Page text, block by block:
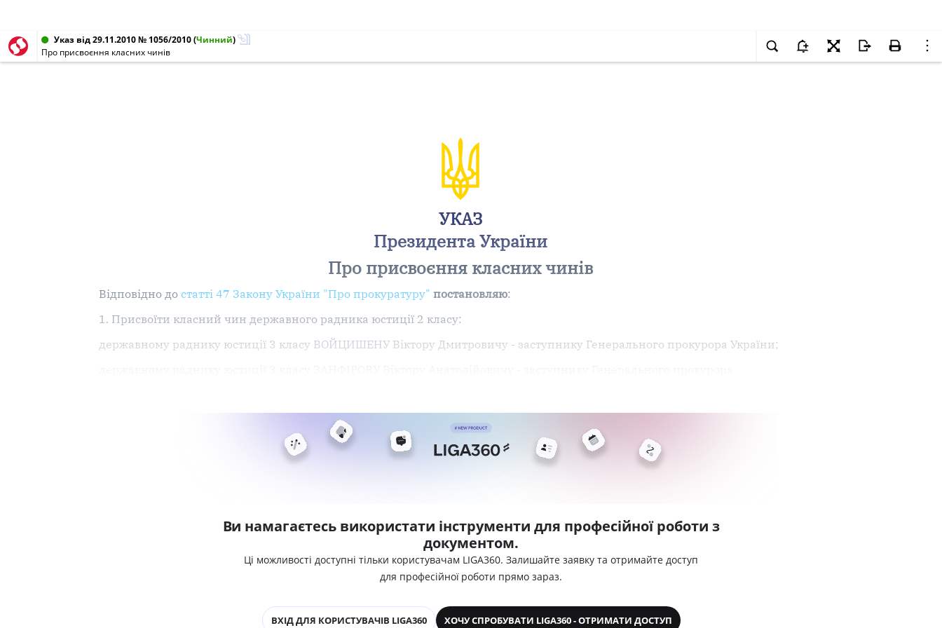
Указ від 29.11.2010 № 1056/2010(Чинний)
Про присвоєння класних чинів
УКАЗ
Президента України
Про присвоєння класних чинів
Відповідно до статті 47 Закону України "Про прокуратуру" постановляю:
1. Присвоїти класний чин державного радника юстиції 2 класу:
державному раднику юстиції 3 класу ВОЙЦИШЕНУ Віктору Дмитровичу - заступнику Генерального прокурора України;
Ви намагаєтесь використати інструменти для професійної роботи з
документом.
Ці можливості доступні тільки користувачам LIGA360. Залишайте заявку та отримайте доступ
для професійної роботи прямо зараз.
ВХІД ДЛЯ КОРИСТУВАЧІВ LIGA360 ХОЧУ СПРОБУВАТИ LIGA360 - ОТРИМАТИ ДОСТУП